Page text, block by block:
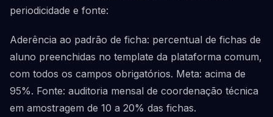
periodicidade e fonte:
Aderência ao padrão de ficha: percentual de fichas de
aluno preenchidas no template da plataforma comum,
com todos os campos obrigatórios. Meta: acima de
95%. Fonte: auditoria mensal de coordenação técnica
em amostragem de 10 a 20% das fichas.